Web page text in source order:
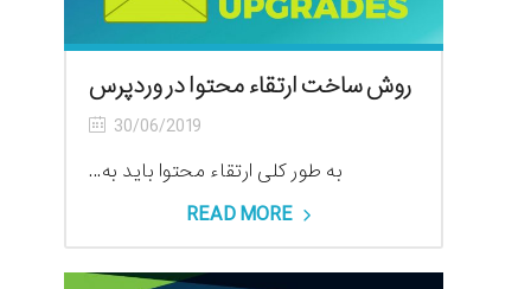
روش ساخت ارتقاء محتوا در وردپرس
30/06/2019
به طور کلی ارتقاء محتوا باید به...
READ MORE